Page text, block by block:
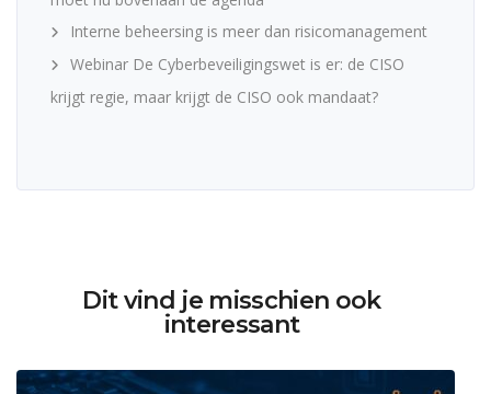
Interne beheersing is meer dan risicomanagement
Webinar De Cyberbeveiligingswet is er: de CISO
krijgt regie, maar krijgt de CISO ook mandaat?
Dit vind je misschien ook
interessant